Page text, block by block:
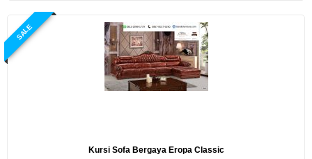
SALE
Kursi Sofa Bergaya Eropa Classic